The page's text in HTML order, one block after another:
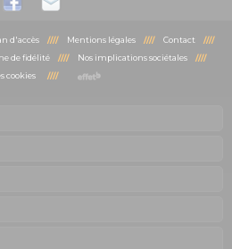
d'accès //// Mentions légales //// Contact ////
de fidélité//// Nos implications sociétales////
cookies
////